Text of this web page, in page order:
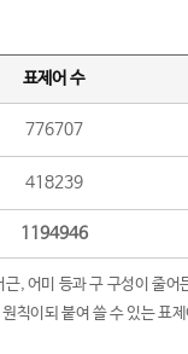
표제어 수
776707
418239
1194946
, 어미 등과 구 구성이 줄어
칙이되 붙여 쓸 수 있는 표